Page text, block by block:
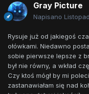
Gray Picture
Napisano
Rysuje już od jakiegoś
ołówkami. Niedawno
sobie pierwsze lepsze z
był nie równy, a wkład
Czy ktoś mógł by mi
zastanawiałam się nad